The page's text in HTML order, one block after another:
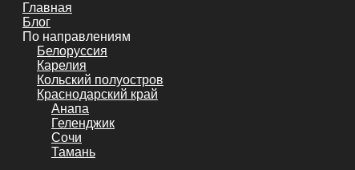
Главная
Блог
По направлениям
Белоруссия
Карелия
Кольский полуостров
Краснодарский край
Анапа
Геленджик
Сочи
Тамань